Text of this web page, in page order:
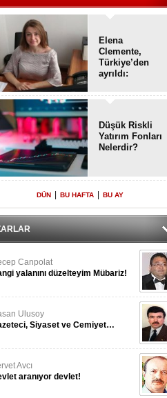
Elena
Clemente,
Türkiye’den
ayrıldı:
Enkaz!
Düşük Riskli
Yatırım Fonları
Nelerdir?
DÜN BU HAFTA BU AY
Canpolat
yalanını düzelteyim Mübariz!
Ulusoy
Siyaset ve Cemiyet…
Avcı
aranıyor devlet!